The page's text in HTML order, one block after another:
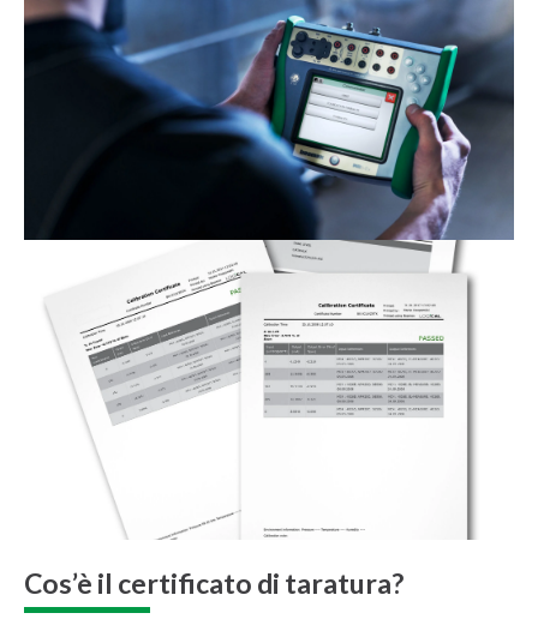
Cos’è il certificato di taratura?